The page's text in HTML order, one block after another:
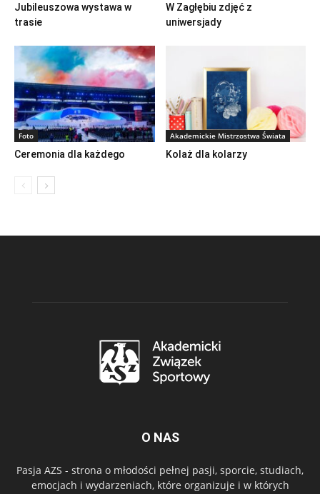
Jubileuszowa wystawa w
trasie
W Zagłębiu zdjęć z
uniwersjady
Foto
Ceremonia dla każdego
Akademickie Mistrzostwa Świata
Kolaż dla kolarzy
O NAS
Pasja AZS - strona o młodości pełnej pasji, sporcie, studiach,
emocjach i wydarzeniach, które organizuje i w których